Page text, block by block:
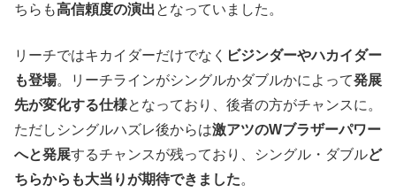
ちらも高信頼度の演出となっていました。
リーチではキカイダーだけでなく ビジンダーやハカイダー
も登場。リーチラインがシングルかダブルかによって発展
先が変化する仕様となっており、後者の方がチャンスに。
ただしシングルハズレ後からは激アツのWブラザーパワー
へと発展するチャンスが残っており、シングル・ダブルど
ちらからも大当りが期待できました。